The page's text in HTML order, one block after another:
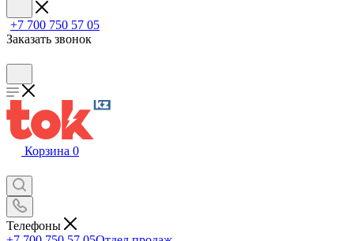
+7 700 750 57 05
Заказать звонок
Корзина 0
Телефоны